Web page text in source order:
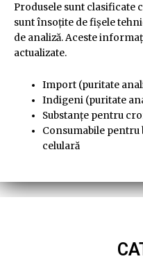
Produsele sunt clasificate
sunt însoțite de fișele
de analiză. Aceste
actualizate.
Import (puritate
Indigeni (puritate
Substanțe pentru
Consumabile
celulară